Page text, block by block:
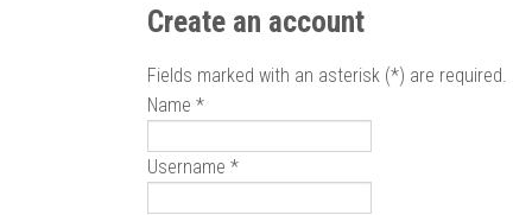
Create an account
Fields marked with an asterisk (*) are required.
Name *
Username *